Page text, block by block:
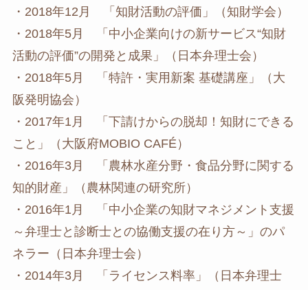
・2018年12月 「知財活動の評価」（知財学会）
・2018年5月 「中小企業向けの新サービス“知財
活動の評価”の開発と成果」（日本弁理士会）
・2018年5月 「特許・実用新案 基礎講座」（大
阪発明協会）
・2017年1月 「下請けからの脱却！知財にできる
こと」（大阪府MOBIO CAFÉ）
・2016年3月 「農林水産分野・食品分野に関する
知的財産」（農林関連の研究所）
・2016年1月 「中小企業の知財マネジメント支援
～弁理士と診断士との協働支援の在り方～」のパ
ネラー（日本弁理士会）
・2014年3月 「ライセンス料率」（日本弁理士